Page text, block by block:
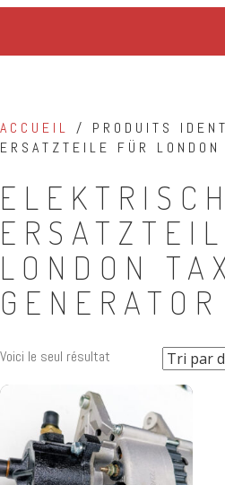
ACCUEIL / PRODUITS
ERSATZTEILE FÜR LONDON
LONDON
GENERATOR
Voici le seul résultat